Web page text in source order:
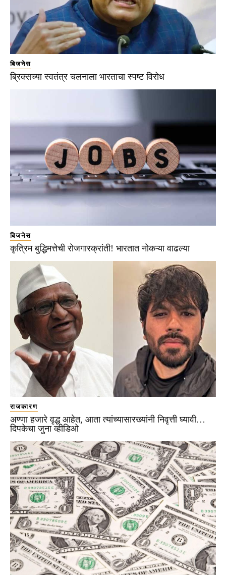
बिजनेस
ब्रिक्सच्या स्वतंत्र चलनाला भारताचा स्पष्ट विरोध
बिजनेस
कृत्रिम बुद्धिमत्तेची रोजगारक्रांती! भारतात नोकऱ्या वाढल्या
राजकारण
अण्णा हजारे वृद्ध आहेत, आता त्यांच्यासारख्यांनी निवृत्ती घ्यावी…
दिपकेचा जुना व्हीडिओ